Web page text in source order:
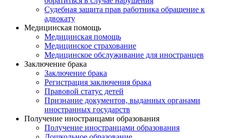
Судебная защита прав работника обращение к
адвокату
Медицинская помощь
Медицинская помощь
Медицинское страхование
Медицинское обслуживание для иностранцев
Заключение брака
Заключение брака
Регистрация заключения брака
Правовой статус детей
Признание документов, выданных органами
иностранных государств
Получение иностранцами образования
Получение иностранцами образования